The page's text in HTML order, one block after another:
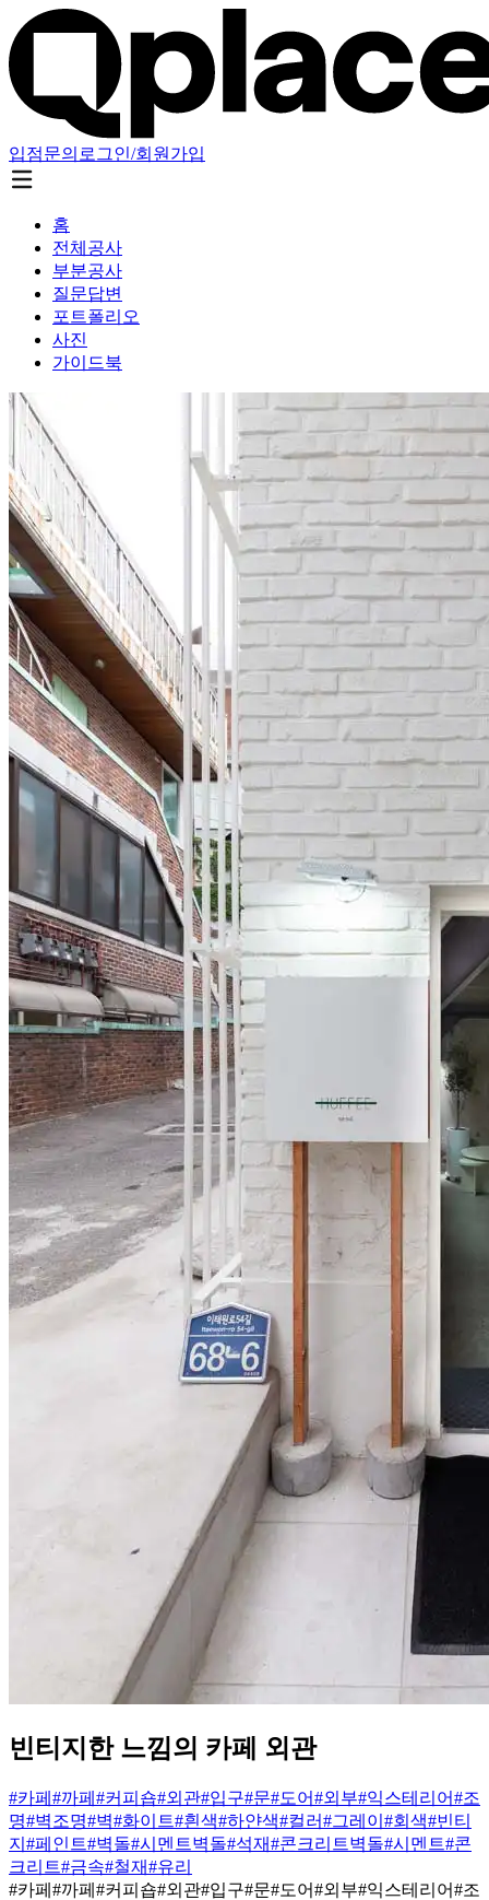
입점문의 로그인/회원가입
홈
전체공사
부분공사
질문답변
포트폴리오
사진
가이드북
빈티지한 느낌의 카페 외관
#카페 #까페 #커피숍#외관#입구#문#도어#외부#익스테리어#조
명#벽조명#벽#화이트#흰색#하얀색#컬러#그레이 #회색#빈티
지 #페인트#벽돌#시멘트벽돌#석재#콘크리트벽돌#시멘트#콘
크리트#금속#철재#유리
#카페 #까페 #커피숍#외관#입구#문#도어#외부#익스테리어#조